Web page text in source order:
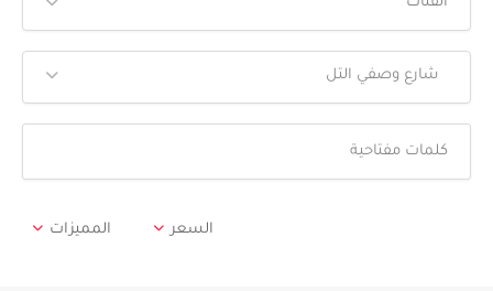
شارع وصفي التل
المميزات السعر